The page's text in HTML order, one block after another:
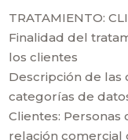
TRATAMIENTO:
Finalidad del
los clientes
Descripción de las
categorías de
Clientes: Personas
relación comercial